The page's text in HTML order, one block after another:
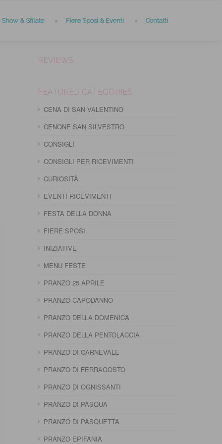
& Sfilate Fiere Sposi & Eventi Contatti
REVIEWS
FEATURED CATEGORIES
CENA DI SAN VALENTINO
CENONE SAN SILVESTRO
CONSIGLI
CONSIGLI PER RICEVIMENTI
CURIOSITÀ
EVENTI-RICEVIMENTI
FESTA DELLA DONNA
FIERE SPOSI
INIZIATIVE
MENU FESTE
PRANZO 25 APRILE
PRANZO CAPODANNO
PRANZO DELLA DOMENICA
PRANZO DELLA PENTOLACCIA
PRANZO DI CARNEVALE
PRANZO DI FERRAGOSTO
PRANZO DI OGNISSANTI
PRANZO DI PASQUA
PRANZO DI PASQUETTA
PRANZO EPIFANIA